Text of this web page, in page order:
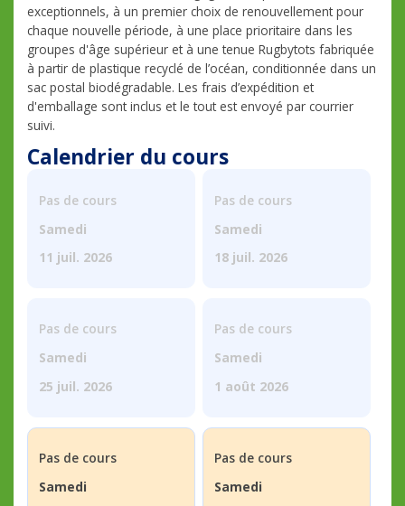
exceptionnels, à un premier choix de renouvellement pour
chaque nouvelle période, à une place prioritaire dans les
groupes d'âge supérieur et à une tenue Rugbytots fabriquée
à partir de plastique recyclé de l’océan, conditionnée dans un
sac postal biodégradable. Les frais d’expédition et
d'emballage sont inclus et le tout est envoyé par courrier
suivi.
Calendrier du cours
Pas de cours
Samedi
11 juil. 2026
Pas de cours
Samedi
18 juil. 2026
Pas de cours
Samedi
25 juil. 2026
Pas de cours
Samedi
1 août 2026
Pas de cours
Samedi
Pas de cours
Samedi